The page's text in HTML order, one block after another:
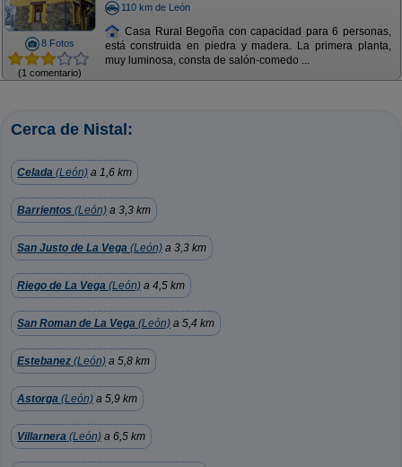
8 Fotos
(1 comentario)
110 km de León
Casa Rural Begoña con capacidad para 6 personas,
está construida en piedra y madera. La primera planta,
muy luminosa, consta de salón-comedo ...
Cerca de Nistal:
Celada (León) a 1,6 km
Barrientos (León) a 3,3 km
San Justo de La Vega (León) a 3,3 km
Riego de La Vega (León) a 4,5 km
San Roman de La Vega (León) a 5,4 km
Estebanez (León) a 5,8 km
Astorga (León) a 5,9 km
Villarnera (León) a 6,5 km